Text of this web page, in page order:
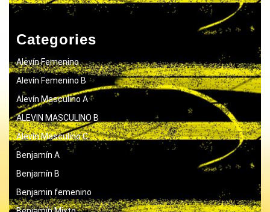
Categories
Alevín Femenino
Alevín Femenino B
Alevín Masculino A
ALEVIN MASCULINO B
Alevín Masculino C
Benjamín A
Benjamín B
Benjamin femenino